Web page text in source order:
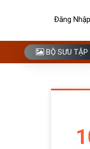
Đăng Nhập
BỘ SƯU TẬP